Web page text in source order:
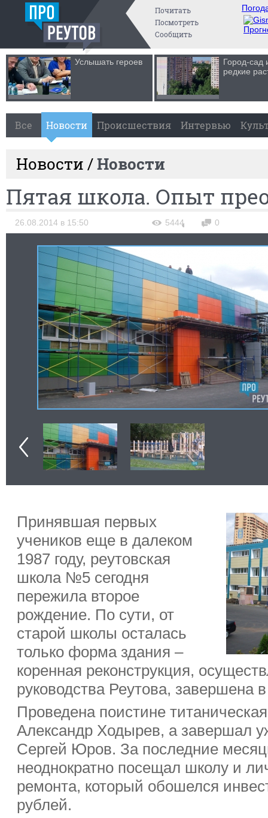
Почитать
Посмотреть
Сообщить
Услышать героев
Город-сад
редкие
Все Новости Происшествия Интервью
Новости /Новости
Пятая школа. Опыт
26.08.2014 в 15:50 5444 0
Принявшая первых
учеников еще в далеком
1987 году, реутовская
школа №5 сегодня
пережила второе
рождение. По сути, от
старой школы осталась
только форма здания –
коренная реконструкция,
руководства Реутова, завершена
Проведена поистине
Александр Ходырев, а завершал
Сергей Юров. За последние
неоднократно посещал школу и
ремонта, который обошелся
рублей.